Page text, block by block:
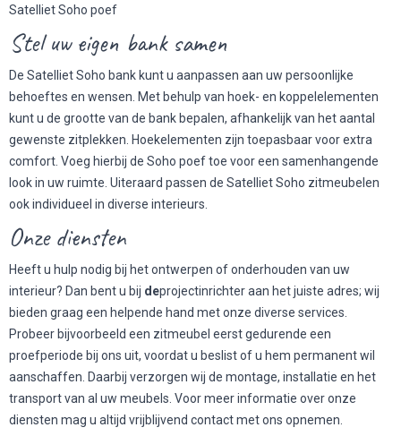
Satelliet Soho poef
Stel uw eigen bank samen
De Satelliet Soho bank kunt u aanpassen aan uw persoonlijke
behoeftes en wensen. Met behulp van hoek- en koppelelementen
kunt u de grootte van de bank bepalen, afhankelijk van het aantal
gewenste zitplekken. Hoekelementen zijn toepasbaar voor extra
comfort. Voeg hierbij de Soho poef toe voor een samenhangende
look in uw ruimte. Uiteraard passen de Satelliet Soho zitmeubelen
ook individueel in diverse interieurs.
Onze diensten
Heeft u hulp nodig bij het ontwerpen of onderhouden van uw
interieur? Dan bent u bij deprojectinrichter aan het juiste adres; wij
bieden graag een helpende hand met onze diverse services.
Probeer bijvoorbeeld een zitmeubel eerst gedurende een
proefperiode bij ons uit, voordat u beslist of u hem permanent wil
aanschaffen. Daarbij verzorgen wij de montage, installatie en het
transport van al uw meubels. Voor meer informatie over onze
diensten mag u altijd vrijblijvend contact met ons opnemen.